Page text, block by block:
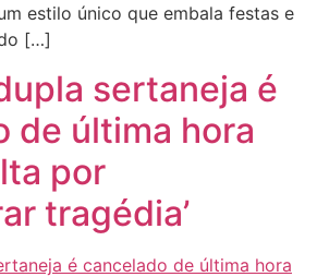
estilo único que embala festas e
[…]
sertaneja é
de última hora
por
tragédia’